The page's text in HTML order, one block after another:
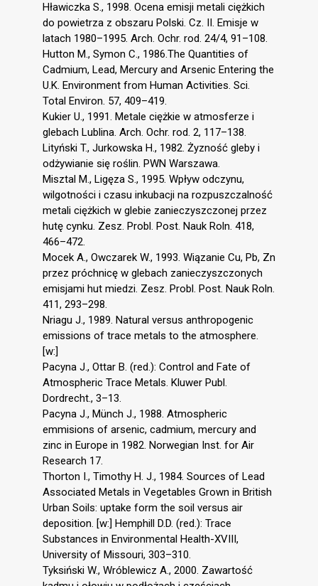
Hławiczka S., 1998. Ocena emisji metali ciężkich
do powietrza z obszaru Polski. Cz. II. Emisje w
latach 1980–1995. Arch. Ochr. rod. 24/4, 91–108.
Hutton M., Symon C., 1986.The Quantities of
Cadmium, Lead, Mercury and Arsenic Entering the
U.K. Environment from Human Activities. Sci.
Total Environ. 57, 409–419.
Kukier U., 1991. Metale ciężkie w atmosferze i
glebach Lublina. Arch. Ochr. rod. 2, 117–138.
Lityński T., Jurkowska H., 1982. Żyzność gleby i
odżywianie się roślin. PWN Warszawa.
Misztal M., Ligęza S., 1995. Wpływ odczynu,
wilgotności i czasu inkubacji na rozpuszczalność
metali ciężkich w glebie zanieczyszczonej przez
hutę cynku. Zesz. Probl. Post. Nauk Roln. 418,
466–472.
Mocek A., Owczarek W., 1993. Wiązanie Cu, Pb, Zn
przez próchnicę w glebach zanieczyszczonych
emisjami hut miedzi. Zesz. Probl. Post. Nauk Roln.
411, 293–298.
Nriagu J., 1989. Natural versus anthropogenic
emissions of trace metals to the atmosphere.
[w:]
Pacyna J., Ottar B. (red.): Control and Fate of
Atmospheric Trace Metals. Kluwer Publ.
Dordrecht., 3–13.
Pacyna J., Münch J., 1988. Atmospheric
emmisions of arsenic, cadmium, mercury and
zinc in Europe in 1982. Norwegian Inst. for Air
Research 17.
Thorton I., Timothy H. J., 1984. Sources of Lead
Associated Metals in Vegetables Grown in British
Urban Soils: uptake form the soil versus air
deposition. [w:] Hemphill D.D. (red.): Trace
Substances in Environmental Health-XVIII,
University of Missouri, 303–310.
Tyksiński W., Wróblewicz A., 2000. Zawartość